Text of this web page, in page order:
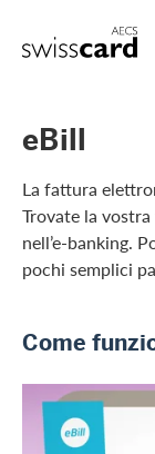
Header
Logo
eBill
La fattura
Trovate la
nell’e-banking.
pochi semplici
Come